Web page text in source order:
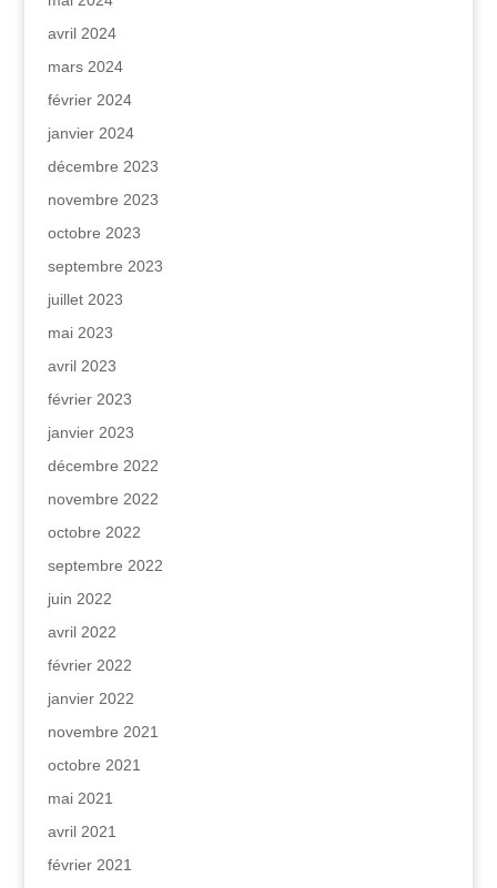
avril 2024
mars 2024
février 2024
janvier 2024
décembre 2023
novembre 2023
octobre 2023
septembre 2023
juillet 2023
mai 2023
avril 2023
février 2023
janvier 2023
décembre 2022
novembre 2022
octobre 2022
septembre 2022
juin 2022
avril 2022
février 2022
janvier 2022
novembre 2021
octobre 2021
mai 2021
avril 2021
février 2021